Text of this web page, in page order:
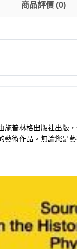
商品評價(0)
施普林格出版社出
術作品。無論您是